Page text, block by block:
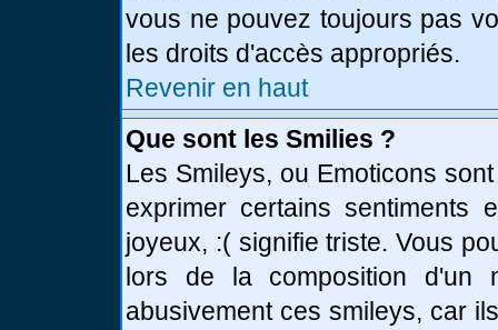
vous ne pouvez toujours pas
les droits d'accès appropriés.
Revenir en haut
Que sont les Smilies ?
Les Smileys, ou Emoticons
exprimer certains sentiments
joyeux, :( signifie triste. Vous
lors de la composition d'un
abusivement ces smileys, car